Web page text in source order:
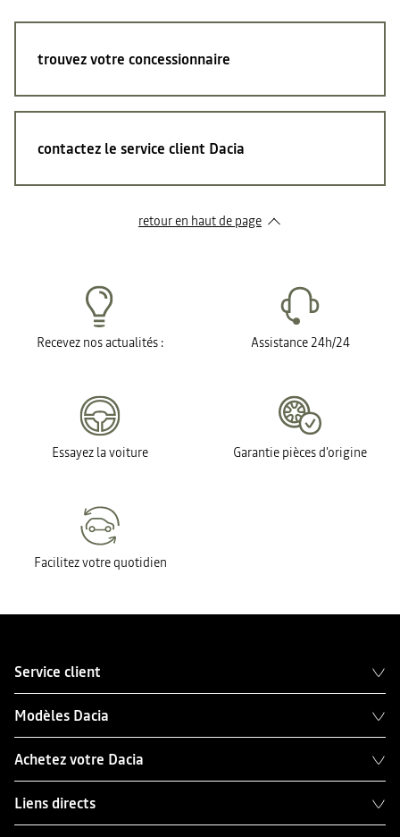
trouvez votre concessionnaire
contactez le service client Dacia
retour en haut de page​
Recevez nos actualités : Assistance 24h/24
Essayez la voiture Garantie pièces d'origine
Facilitez votre quotidien
Service client
Modèles Dacia
Achetez votre Dacia
Liens directs